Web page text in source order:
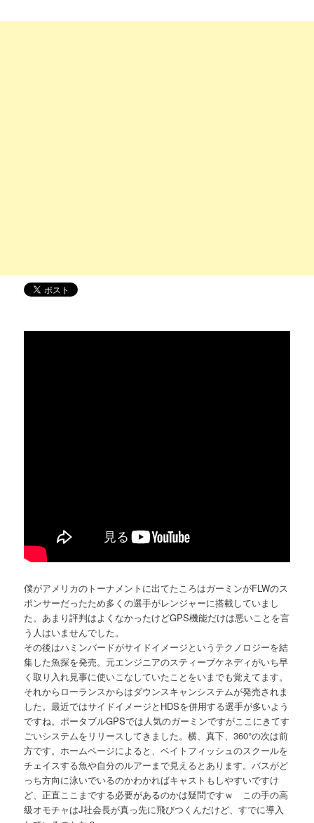
僕がアメリカのトーナメントに出てたころはガーミンがFLWのス
ポンサーだったため多くの選手がレンジャーに搭載していまし
た。あまり評判はよくなかったけどGPS機能だけは悪いことを言
う人はいませんでした。
その後はハミンバードがサイドイメージというテクノロジーを結
集した魚探を発売。元エンジニアのスティーブケネディがいち早
く取り入れ見事に使いこなしていたことをいまでも覚えてます。
それからローランスからはダウンスキャンシステムが発売されま
した。最近ではサイドイメージとHDSを併用する選手が多いよう
ですね。ポータブルGPSでは人気のガーミンですがここにきてす
ごいシステムをリリースしてきました。横、真下、360°の次は前
方です。ホームページによると、ベイトフィッシュのスクールを
チェイスする魚や自分のルアーまで見えるとあります。バスがど
っち方向に泳いでいるのかわかればキャストもしやすいですけ
ど、正直ここまでする必要があるのかは疑問ですｗ この手の高
級オモチャはJ社会長が真っ先に飛びつくんだけど、すでに導入